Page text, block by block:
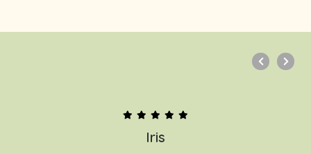
Iris